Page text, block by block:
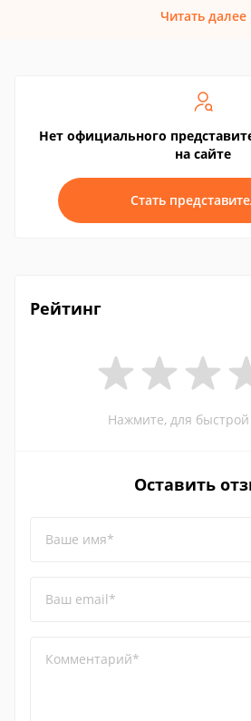
Читать далее
Нет официального
на сайте
Стать
Рейтинг
Нажмите, для
Оставить
Ваше имя*
Ваш email*
Комментарий*